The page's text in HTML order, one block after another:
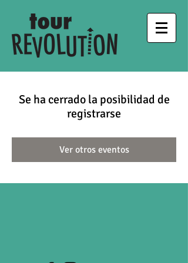
Se ha cerrado la posibilidad de
registrarse
Ver otros eventos